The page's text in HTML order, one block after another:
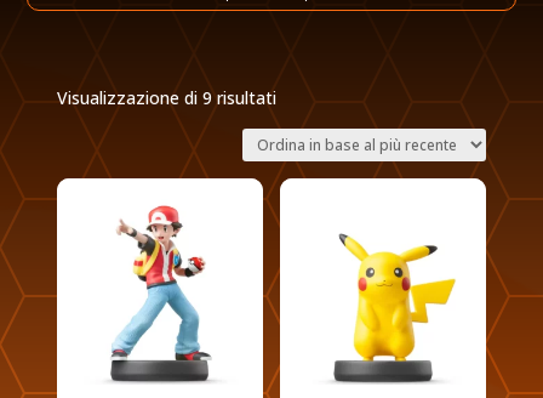
Visualizzazione di 9 risultatiOrdina
in
base
al